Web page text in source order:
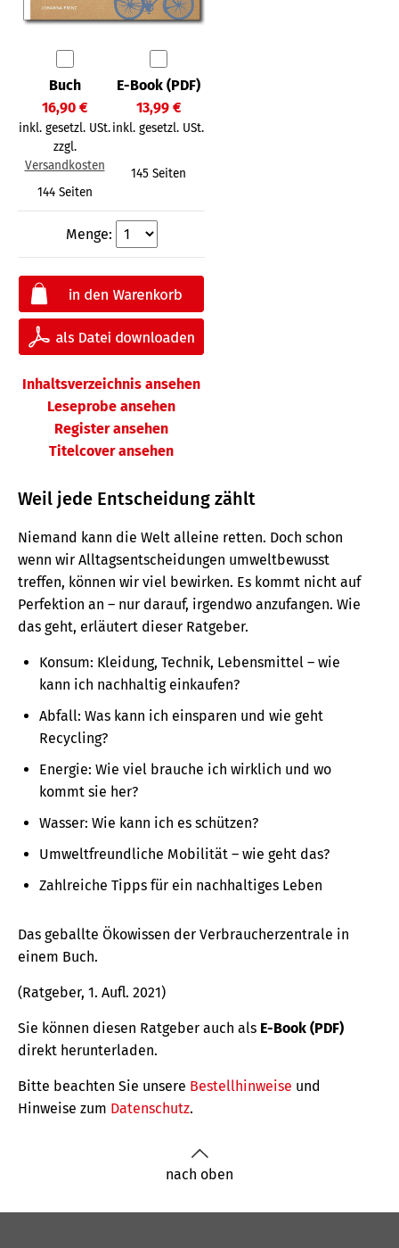
Buch
16,90 €
inkl. gesetzl. USt.
zzgl.
Versandkosten
144 Seiten
E-Book (PDF)
13,99 €
inkl. gesetzl. USt.
145 Seiten
Menge:
Inhaltsverzeichnis ansehen
Leseprobe ansehen
Register ansehen
Titelcover ansehen
Weil jede Entscheidung zählt
Niemand kann die Welt alleine retten. Doch schon
wenn wir Alltagsentscheidungen umweltbewusst
treffen, können wir viel bewirken. Es kommt nicht auf
Perfektion an – nur darauf, irgendwo anzufangen. Wie
das geht, erläutert dieser Ratgeber.
Konsum: Kleidung, Technik, Lebensmittel – wie
kann ich nachhaltig einkaufen?
Abfall: Was kann ich einsparen und wie geht
Recycling?
Energie: Wie viel brauche ich wirklich und wo
kommt sie her?
Wasser: Wie kann ich es schützen?
Umweltfreundliche Mobilität – wie geht das?
Zahlreiche Tipps für ein nachhaltiges Leben
Das geballte Ökowissen der Verbraucherzentrale in
einem Buch.
(Ratgeber, 1. Aufl. 2021)
Sie können diesen Ratgeber auch als E-Book (PDF)
direkt herunterladen.
Bitte beachten Sie unsere Bestellhinweise und
Hinweise zum Datenschutz.
nach oben